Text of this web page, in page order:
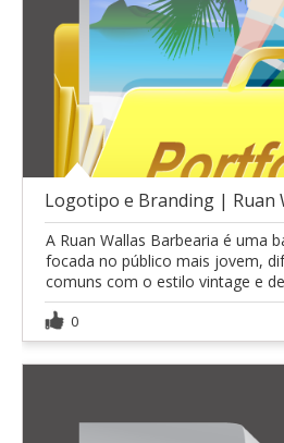
A Ruan Wallas Barbearia é uma
focada no público mais jovem,
comuns com o estilo vintage e
0